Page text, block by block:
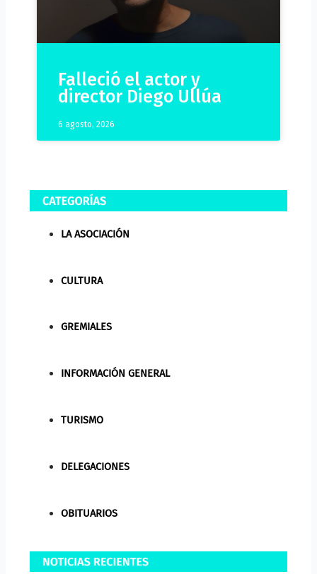
Falleció el actor y
director Diego Ullúa
6 agosto, 2026
LA ASOCIACIÓN
CULTURA
GREMIALES
INFORMACIÓN GENERAL
TURISMO
DELEGACIONES
OBITUARIOS